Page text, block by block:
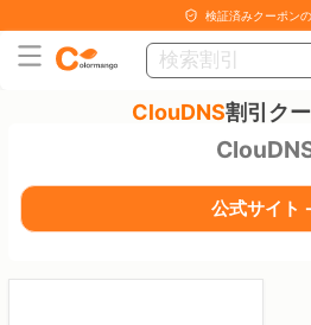
検証済みクーポン
ClouDNS割引ク
公式サイト